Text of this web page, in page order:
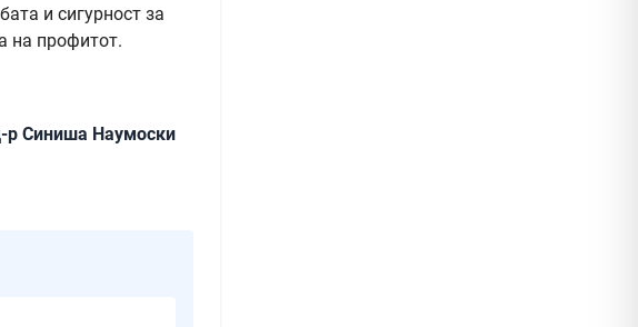
и сигурност за
на профитот.
р Синиша Наумоски